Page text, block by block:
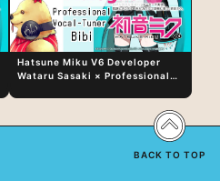
Hatsune Miku V6 Developer
Wataru Sasaki × Professional
Vocal Expression Lies in “Love
for the singing characters” and
BACK TO TOP